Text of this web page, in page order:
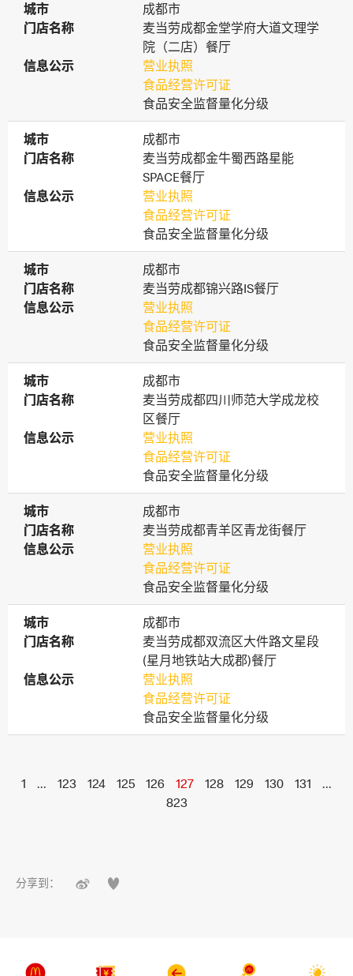
城市
城市
成都市
门店名称
门店名称
麦当劳成都金堂学府大道文理学
院（二店）餐厅
信息公示
信息公示
营业执照
食品经营许可证
食品安全监督量化分级
城市
城市
成都市
门店名称
门店名称
麦当劳成都金牛蜀西路星能
SPACE餐厅
信息公示
信息公示
营业执照
食品经营许可证
食品安全监督量化分级
城市
城市
成都市
门店名称
门店名称
麦当劳成都锦兴路IS餐厅
信息公示
信息公示
营业执照
食品经营许可证
食品安全监督量化分级
城市
城市
成都市
门店名称
门店名称
麦当劳成都四川师范大学成龙校
区餐厅
信息公示
信息公示
营业执照
食品经营许可证
食品安全监督量化分级
城市
城市
成都市
门店名称
门店名称
麦当劳成都青羊区青龙街餐厅
信息公示
信息公示
营业执照
食品经营许可证
食品安全监督量化分级
城市
城市
成都市
门店名称
门店名称
麦当劳成都双流区大件路文星段
(星月地铁站大成郡)餐厅
信息公示
信息公示
营业执照
食品经营许可证
食品安全监督量化分级
1 ... 123 124 125 126 127 128 129 130 131
...
823
分享到：  